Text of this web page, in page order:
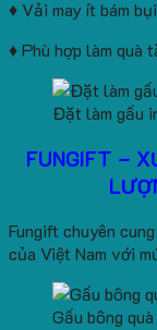
♦ Vải may ít bám
♦ Phù hợp làm quà
Đặt làm gấu
FUNGIFT –
Fungift chuyên
của Việt Nam với
Gấu bông